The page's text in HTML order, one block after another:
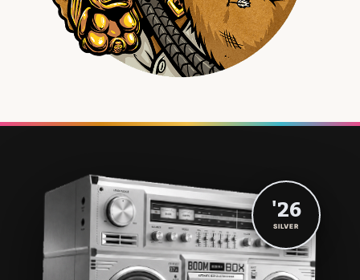
'26
SILVER